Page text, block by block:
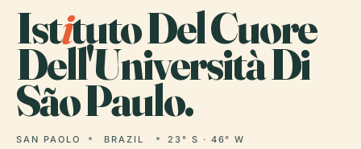
Istituto Del Cuore
Dell'Università Di
São Paulo.
SAN PAOLO BRAZIL 23° S · 46° W